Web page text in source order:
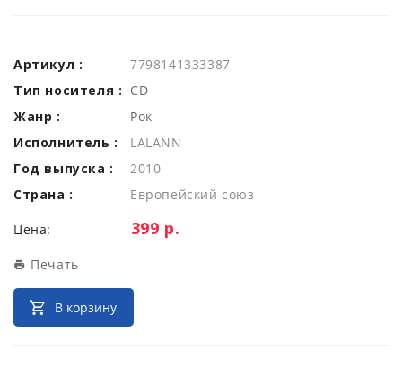
Артикул :
7798141333387
Тип носителя : CD
Жанр :
Рок
Исполнитель :
LALANN
Год выпуска :
2010
Страна :
Европейский союз
Цена: Цена:
399 р.
Печать
В корзину